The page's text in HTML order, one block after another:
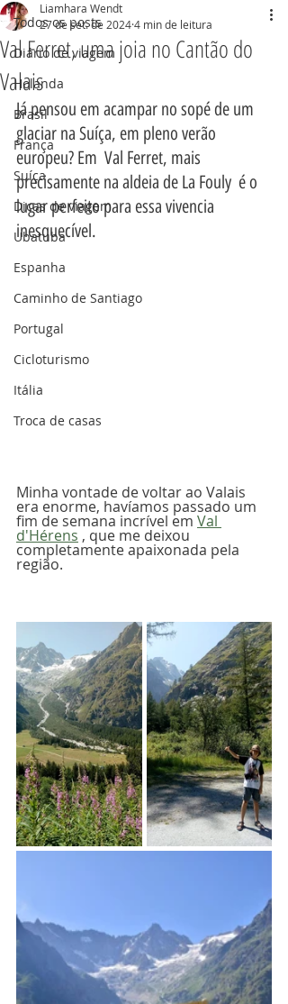
Todos os posts
Diário de viagem
Holanda
Brasil
França
Suíça
Dicas de viagem
Ubatuba
Espanha
Caminho de Santiago
Portugal
Cicloturismo
Itália
Troca de casas
Val Ferret, uma joia no Cantão do
Valais
Liamhara Wendt
27 de set. de 20244 min de leitura
Já pensou em acampar no sopé de um
glaciar na Suíça, em pleno verão
europeu? Em  Val Ferret, mais
precisamente na aldeia de La Fouly  é o
lugar perfeito para essa vivencia
inesquecível.
Minha vontade de voltar ao Valais
era enorme, havíamos passado um
fim de semana incrível em Val
d'Hérens , que me deixou
completamente apaixonada pela
região.